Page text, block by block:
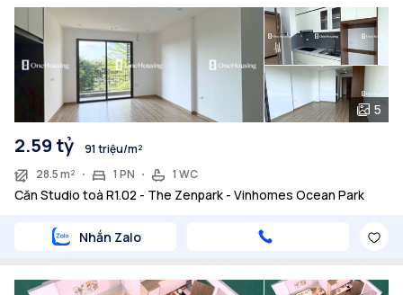
5
2.59 tỷ
91 triệu/m²
28.5 m²
1 PN 1 WC
Căn Studio toà R1.02 - The Zenpark - Vinhomes Ocean Park
Nhắn Zalo